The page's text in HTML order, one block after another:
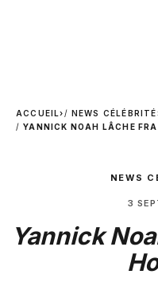
ACCUEIL› NEWS CÉLÉBRITÉ
YANNICK NOAH LÂCHE
NEWS
3
Yannick